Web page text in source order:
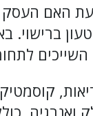
האם העסק
ברישוי.
ואנרגיה,